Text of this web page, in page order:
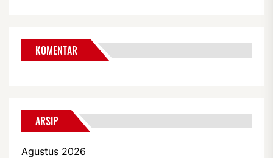
KOMENTAR
ARSIP
Agustus 2026